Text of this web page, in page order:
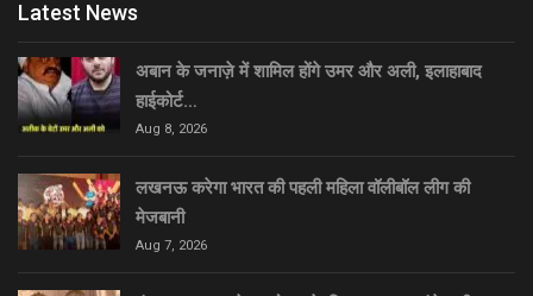
Latest News
अबान के जनाज़े में शामिल होंगे उमर और अली, इलाहाबाद
हाईकोर्ट…
Aug 8, 2026
लखनऊ करेगा भारत की पहली महिला वॉलीबॉल लीग की
मेजबानी
Aug 7, 2026